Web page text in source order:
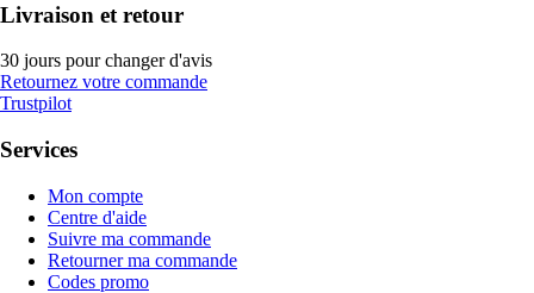
Livraison et retour
30 jours pour changer d'avis
Retournez votre commande
Trustpilot
Services
Mon compte
Centre d'aide
Suivre ma commande
Retourner ma commande
Codes promo